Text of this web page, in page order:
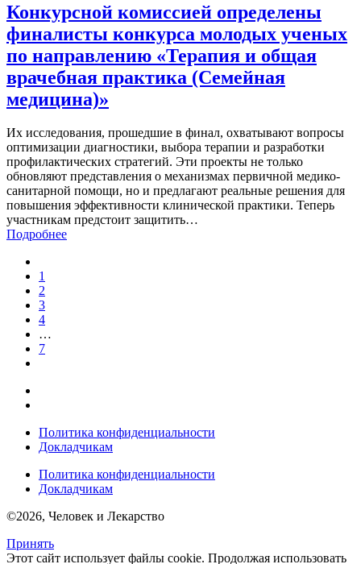
Конкурсной комиссией определены
финалисты конкурса молодых ученых
по направлению «Терапия и общая
врачебная практика (Семейная
медицина)»
Их исследования, прошедшие в финал, охватывают вопросы
оптимизации диагностики, выбора терапии и разработки
профилактических стратегий. Эти проекты не только
обновляют представления о механизмах первичной медико-
санитарной помощи, но и предлагают реальные решения для
повышения эффективности клинической практики. Теперь
участникам предстоит защитить…
Подробнее
1
2
3
4
…
7
Политика конфиденциальности
Докладчикам
Политика конфиденциальности
Докладчикам
©2026, Человек и Лекарство
Принять
Этот сайт использует файлы cookie. Продолжая использовать